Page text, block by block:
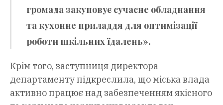
громада закуповує сучасне обладнання
та кухонне приладдя для оптимізації
роботи шкільних їдалень».
Крім того, заступниця директора
департаменту підкреслила, що міська влада
активно працює над забезпеченням якісного